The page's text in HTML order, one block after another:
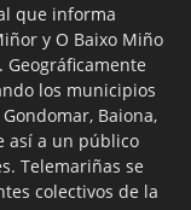
que informa
y O Baixo Miño
Geográficamente
los municipios
Baiona,
así a un público
Telemariñas se
colectivos de la